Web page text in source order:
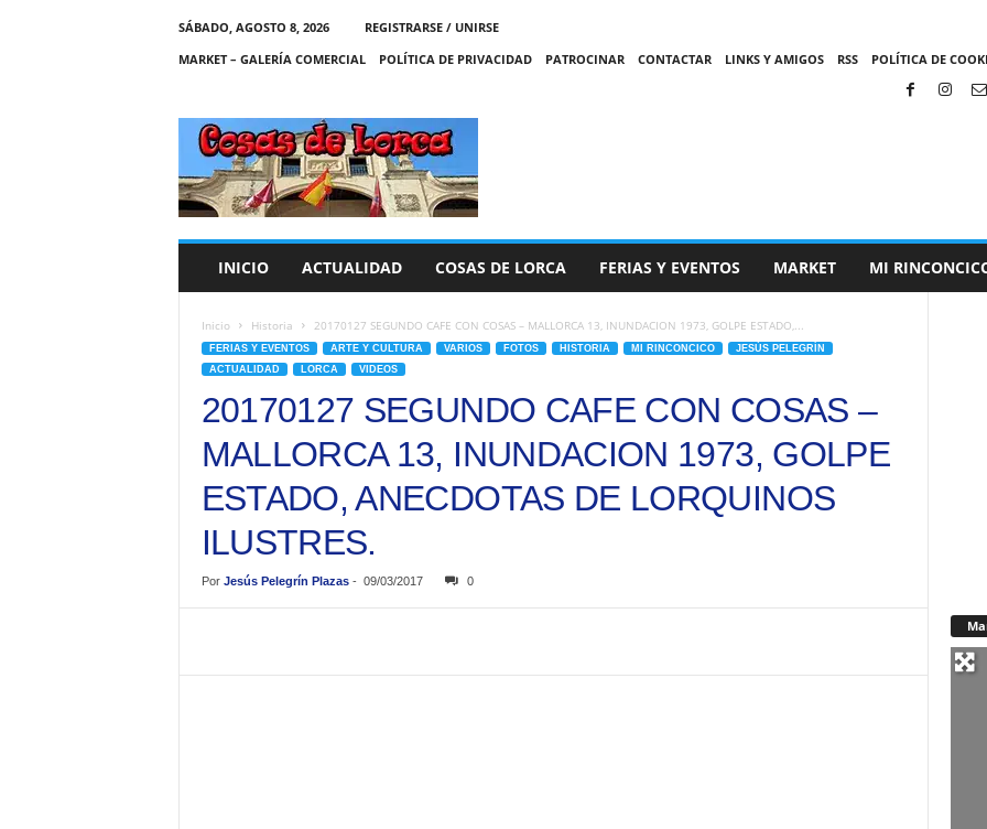
SÁBADO, AGOSTO 8, 2026
REGISTRARSE / UNIRSE
MARKET – GALERÍA COMERCIAL
POLÍTICA DE PRIVACIDAD PATROCINAR CONTACTAR LINKS Y AMIGOS RSS POLÍTICA DE
C
A
S
INICIO ACTUALIDAD COSAS DE LORCA FERIAS Y EVENTOS MARKET MI
Inicio Historia 20170127 SEGUNDO CAFE CON COSAS – MALLORCA 13, INUNDACION 1973, GOLPE ESTADO,...
FERIAS Y EVENTOS ARTE Y CULTURA VARIOS FOTOS HISTORIA MI RINCONCICO
JESÚS PELEGRÍN
ACTUALIDAD
LORCA VIDEOS
20170127 SEGUNDO CAFE CON COSAS –
MALLORCA 13, INUNDACION 1973, GOLPE
ESTADO, ANECDOTAS DE LORQUINOS
ILUSTRES.
Por Jesús Pelegrín Plazas- 09/03/2017 0